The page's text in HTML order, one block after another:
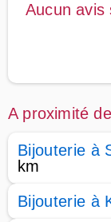
Aucun avis
A proximité
Bijouterie à
km
Bijouterie à